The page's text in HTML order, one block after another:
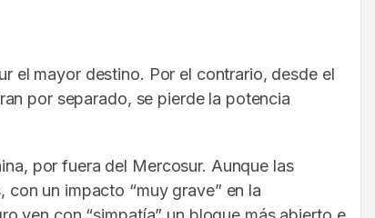
el mayor destino. Por el contrario, desde el
por separado, se pierde la potencia
por fuera del Mercosur. Aunque las
un impacto “muy grave” en la